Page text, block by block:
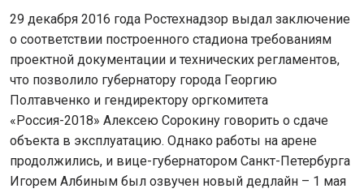
29 декабря 2016 года Ростехнадзор выдал заключение
о соответствии построенного стадиона требованиям
проектной документации и технических регламентов,
что позволило губернатору города Георгию
Полтавченко и гендиректору оргкомитета
«Россия-2018» Алексею Сорокину говорить о сдаче
объекта в эксплуатацию. Однако работы на арене
продолжились, и вице-губернатором Санкт-Петербурга
Игорем Албиным был озвучен новый дедлайн – 1 мая